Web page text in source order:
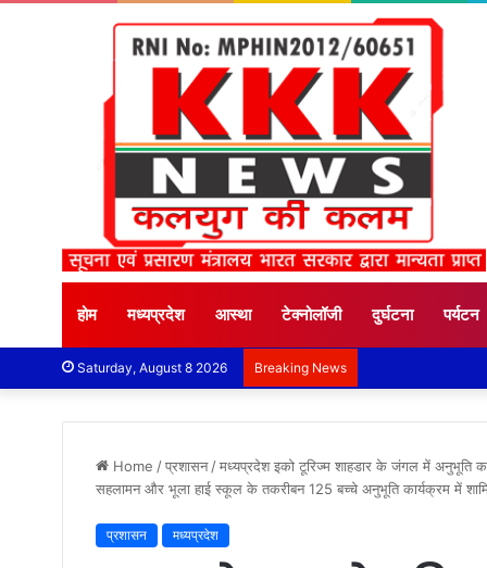
होम मध्यप्रदेश आस्था टेक्नोलॉजी दुर्घटना पर्यटन
Saturday, August 8 2026 Breaking News
Home /प्रशासन /मध्यप्रदेश इको टूरिज्म शाहडार के जंगल में अनुभूति
सहलामन और भूला हाई स्कूल के तकरीबन 125 बच्चे अनुभूति कार्यक्रम में
प्रशासन मध्यप्रदेश